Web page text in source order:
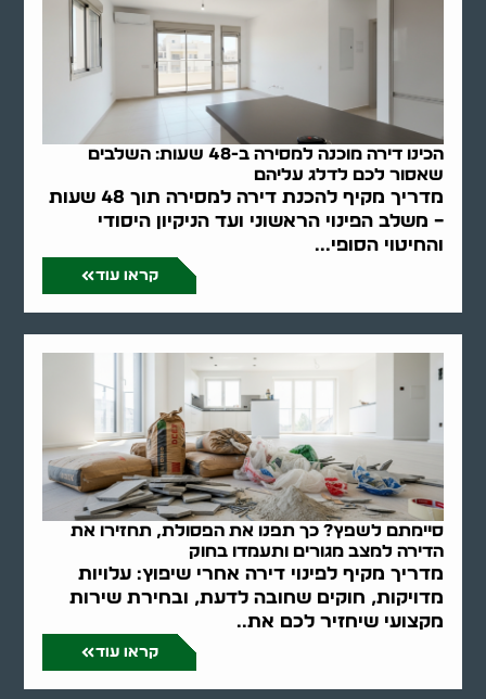
הכינו דירה מוכנה למסירה ב-48 שעות: השלבים
שאסור לכם לדלג עליהם
מדריך מקיף להכנת דירה למסירה תוך 48 שעות
– משלב הפינוי הראשוני ועד הניקיון היסודי
והחיטוי הסופי...
קראו עוד
סיימתם לשפץ? כך תפנו את הפסולת, תחזירו את
הדירה למצב מגורים ותעמדו בחוק
מדריך מקיף לפינוי דירה אחרי שיפוץ: עלויות
מדויקות, חוקים שחובה לדעת, ובחירת שירות
מקצועי שיחזיר לכם את..
קראו עוד